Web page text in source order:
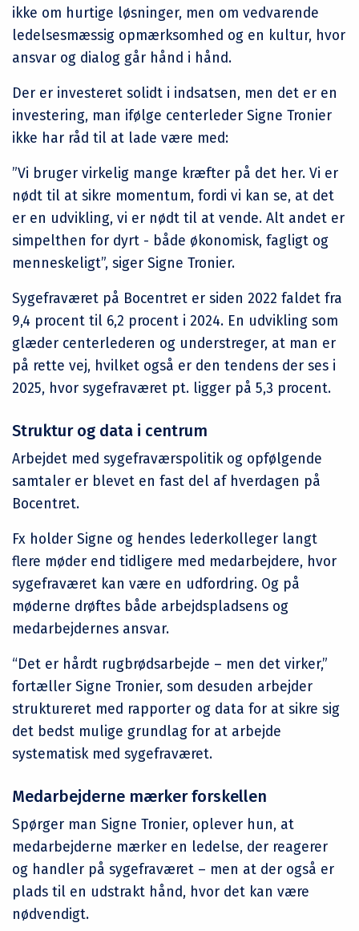
ikke om hurtige løsninger, men om vedvarende
ledelsesmæssig opmærksomhed og en kultur, hvor
ansvar og dialog går hånd i hånd.
Der er investeret solidt i indsatsen, men det er en
investering, man ifølge centerleder Signe Tronier
ikke har råd til at lade være med:
”Vi bruger virkelig mange kræfter på det her. Vi er
nødt til at sikre momentum, fordi vi kan se, at det
er en udvikling, vi er nødt til at vende. Alt andet er
simpelthen for dyrt - både økonomisk, fagligt og
menneskeligt”, siger Signe Tronier.
Sygefraværet på Bocentret er siden 2022 faldet fra
9,4 procent til 6,2 procent i 2024. En udvikling som
glæder centerlederen og understreger, at man er
på rette vej, hvilket også er den tendens der ses i
2025, hvor sygefraværet pt. ligger på 5,3 procent.
Struktur og data i centrum
Arbejdet med sygefraværspolitik og opfølgende
samtaler er blevet en fast del af hverdagen på
Bocentret.
Fx holder Signe og hendes lederkolleger langt
flere møder end tidligere med medarbejdere, hvor
sygefraværet kan være en udfordring. Og på
møderne drøftes både arbejdspladsens og
medarbejdernes ansvar.
“Det er hårdt rugbrødsarbejde – men det virker,”
fortæller Signe Tronier, som desuden arbejder
struktureret med rapporter og data for at sikre sig
det bedst mulige grundlag for at arbejde
systematisk med sygefraværet.
Medarbejderne mærker forskellen
Spørger man Signe Tronier, oplever hun, at
medarbejderne mærker en ledelse, der reagerer
og handler på sygefraværet – men at der også er
plads til en udstrakt hånd, hvor det kan være
nødvendigt.